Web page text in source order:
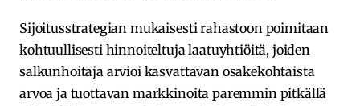
Sijoitusstrategian mukaisesti rahastoon poimitaan
kohtuullisesti hinnoiteltuja laatuyhtiöitä, joiden
salkunhoitaja arvioi kasvattavan osakekohtaista
arvoa ja tuottavan markkinoita paremmin pitkällä